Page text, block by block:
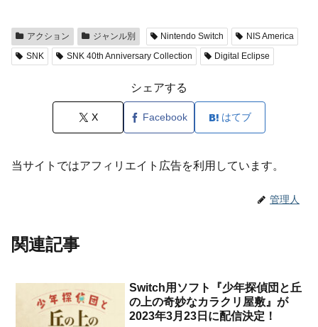
アクション ジャンル別 Nintendo Switch
NIS America
SNK
SNK 40th Anniversary Collection Digital Eclipse
シェアする
X Facebook はてブ
当サイトではアフィリエイト広告を利用しています。
管理人
関連記事
Switch用ソフト『少年探偵団と丘
の上の奇妙なカラクリ屋敷』が
2023年3月23日に配信決定！